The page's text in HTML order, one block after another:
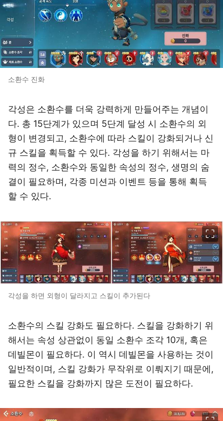
소환수 진화
각성은 소환수를 더욱 강력하게 만들어주는 개념이
다. 총 15단계가 있으며 5단계 달성 시 소환수의 외
형이 변경되고, 소환수에 따라 스킬이 강화되거나 신
규 스킬을 획득할 수 있다. 각성을 하기 위해서는 마
력의 정수, 소환수와 동일한 속성의 정수, 생명의 숨
결이 필요하며, 각종 미션과 이벤트 등을 통해 획득
할 수 있다.
각성을 하면 외형이 달라지고 스킬이 추가된다
소환수의 스킬 강화도 필요하다. 스킬을 강화하기 위
해서는 속성 상관없이 동일 소환수 조각 10개, 혹은
데빌몬이 필요하다. 이 역시 데빌몬을 사용하는 것이
일반적이며, 스킬 강화가 무작위로 이뤄지기 때문에,
필요한 스킬을 강화까지 많은 도전이 필요하다.